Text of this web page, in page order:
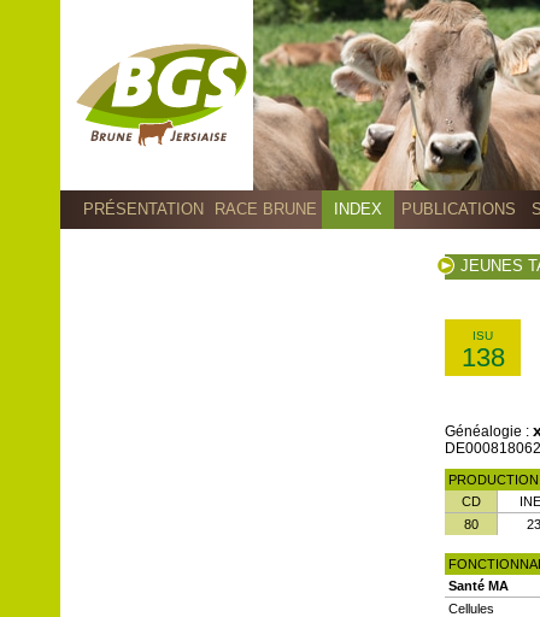
PRÉSENTATION RACE BRUNE INDEX PUBLICATIONS
JEUNES
ISU
138
Généalogie :
CD
80
23
Santé MA
Cellules